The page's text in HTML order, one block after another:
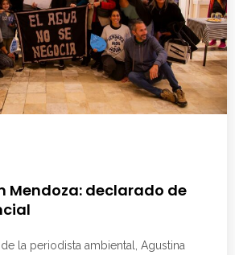
Mendoza: declarado de
la periodista ambiental, Agustina